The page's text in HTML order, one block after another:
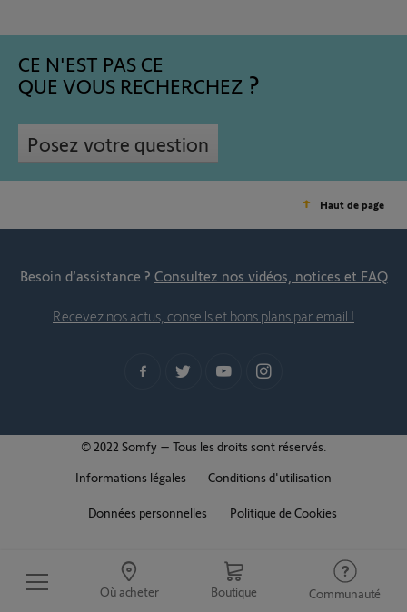
Où acheter Boutique Communauté
CE N'EST PAS CE
QUE VOUS RECHERCHEZ
Posez votre question
Haut de page
Besoin d’assistance ? Consultez nos vidéos, notices et FAQ
Recevez nos actus, conseils et bons plans par email !
© 2022 Somfy – Tous les droits sont réservés.
Informations légales
Conditions d'utilisation
Données personnelles Politique de Cookies